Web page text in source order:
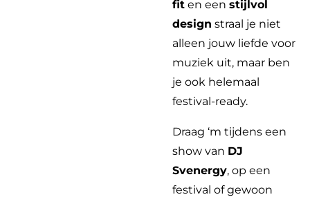
fit en een stijlvol
design straal je niet
alleen jouw liefde voor
muziek uit, maar ben
je ook helemaal
festival-ready.
Draag ‘m tijdens een
show van DJ
Svenergy, op een
festival of gewoon